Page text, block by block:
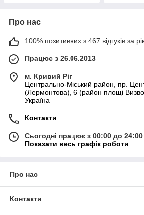
Про нас
100% позитивних з 467 відгуків за рік
Працює з 26.06.2013
м. Кривий Ріг
Центрально-Міський район, пр.
(Лермонтова), 6 (район площі
Україна
Контакти
Сьогодні працює з 00:00 до 24:00
Показати весь графік роботи
Про нас
Контакти